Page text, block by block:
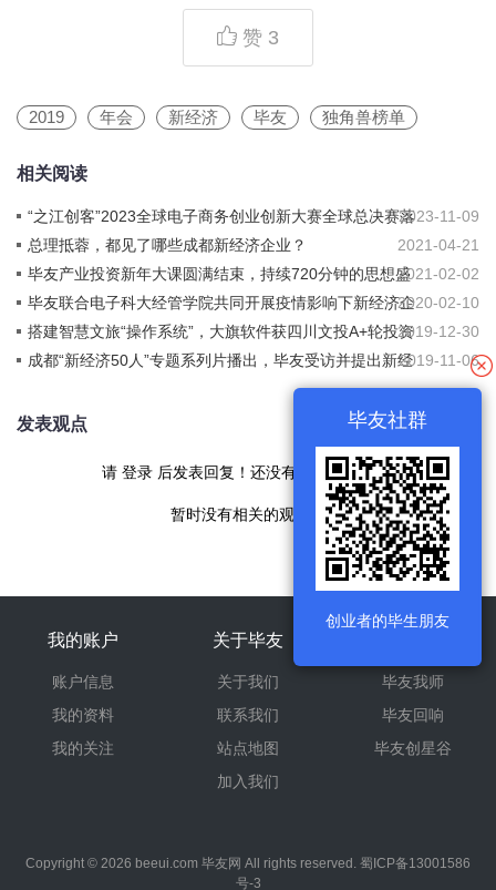
赞 3
2019 年会 新经济 毕友 独角兽榜单
相关阅读
“之江创客”2023全球电子商务创业创新大赛全球总决赛落
幕，毕友携手快递鸟、弥知科技获奖
2023-11-09
总理抵蓉，都见了哪些成都新经济企业？
2021-04-21
毕友产业投资新年大课圆满结束，持续720分钟的思想盛
宴！
2021-02-02
毕友联合电子科大经管学院共同开展疫情影响下新经济企
业发展调研报告
2020-02-10
搭建智慧文旅“操作系统”，大旗软件获四川文投A+轮投资2019-12-30
成都“新经济50人”专题系列片播出，毕友受访并提出新经2019-11-06
发表观点
请 登录 后发表回复！还没有帐号 现在注册
暂时没有相关的观点！
我的账户
账户信息
我的资料
我的关注
关于毕友
关于我们
联系我们
站点地图
加入我们
毕友我师
毕友回响
毕友创星谷
Copyright © 2026 beeui.com 毕友网 All rights reserved. 蜀ICP备13001586
号-3
毕友社群
创业者的毕生朋友